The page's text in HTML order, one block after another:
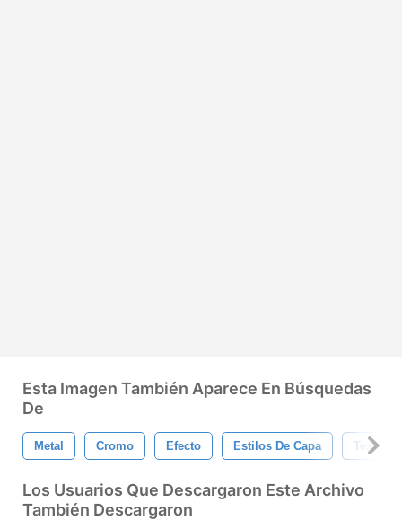
Esta Imagen También Aparece En Búsquedas
De
Metal Cromo Efecto Estilos De Capa Texto
Los Usuarios Que Descargaron Este Archivo
También Descargaron